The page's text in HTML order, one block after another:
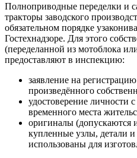
Полноприводные переделки и
тракторы заводского
обязательном порядке
Гостехнадзоре. Для этого
(переделанной из мотоблока
предоставляют в инспекцию:
заявление на
произведённого
удостоверение личности
временного места
оригиналы (допускаются
купленные узлы, детали
использованы для